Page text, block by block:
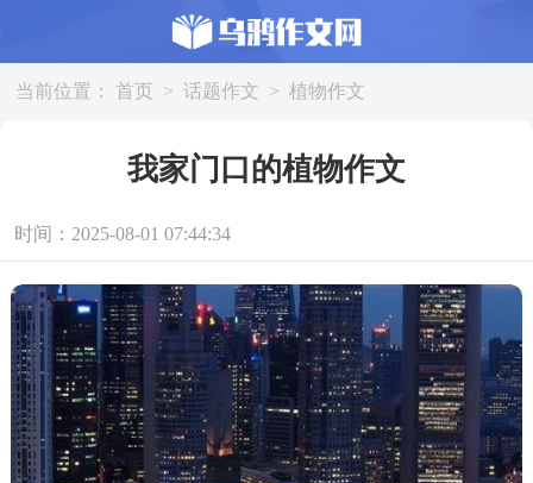
当前位置： 首页 > 话题作文 > 植物作文
我家门口的植物作文
时间：2025-08-01 07:44:34